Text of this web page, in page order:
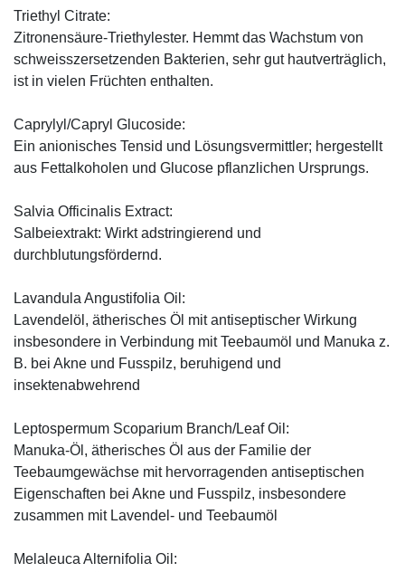
Triethyl Citrate:
Zitronensäure-Triethylester. Hemmt das Wachstum von
schweisszersetzenden Bakterien, sehr gut hautverträglich,
ist in vielen Früchten enthalten.
Caprylyl/Capryl Glucoside:
Ein anionisches Tensid und Lösungsvermittler; hergestellt
aus Fettalkoholen und Glucose pflanzlichen Ursprungs.
Salvia Officinalis Extract:
Salbeiextrakt: Wirkt adstringierend und
durchblutungsfördernd.
Lavandula Angustifolia Oil:
Lavendelöl, ätherisches Öl mit antiseptischer Wirkung
insbesondere in Verbindung mit Teebaumöl und Manuka z.
B. bei Akne und Fusspilz, beruhigend und
insektenabwehrend
Leptospermum Scoparium Branch/Leaf Oil:
Manuka-Öl, ätherisches Öl aus der Familie der
Teebaumgewächse mit hervorragenden antiseptischen
Eigenschaften bei Akne und Fusspilz, insbesondere
zusammen mit Lavendel- und Teebaumöl
Melaleuca Alternifolia Oil: